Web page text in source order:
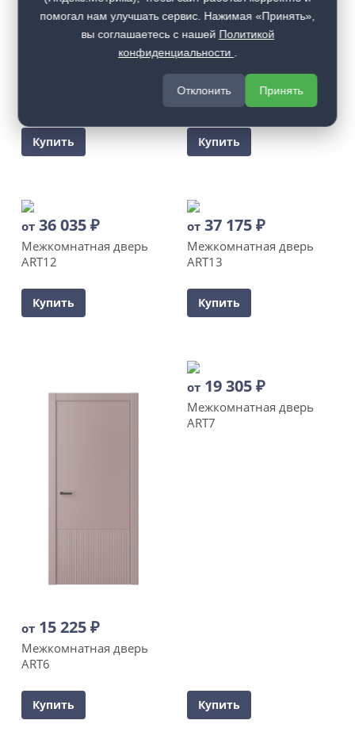
Купить Купить
от 36 035₽
Межкомнатная дверь
ART12
Купить
от 37 175₽
Межкомнатная дверь
ART13
Купить
от 15 225₽
Межкомнатная дверь
ART6
Купить
от 19 305₽
Межкомнатная дверь
ART7
Купить
помогал нам улучшать сервис. Нажимая «Принять»,
вы соглашаетесь с нашей Политикой
конфиденциальности
Отклонить Принять